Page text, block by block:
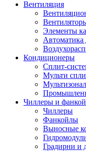
Вентиляция
Элементы
Автоматика
Кондиционеры
Сплит-
Мульти
Чиллеры и
Чиллеры
Фанкойлы
Выносные
Градирни и